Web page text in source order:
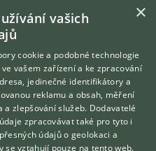
- se věnujeme od r.
stafkovm
Hledáte zvířecího kamaráda?
Zdarma vám poradí
×
vašich
cookie a podobné technologie
vašem zařízení a ke zpracování
jedinečné identifikátory a
reklamu a obsah, měření
a zlepšování služeb. Dodavatelé
zpracovávat také pro tyto i
údajů o geolokaci a
se vztahují pouze na tento web.